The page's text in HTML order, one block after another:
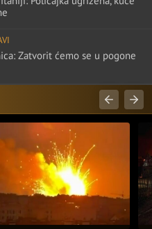
Zatvorit ćemo se u pogone